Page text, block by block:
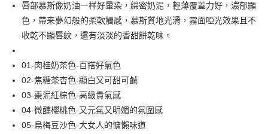
Apple Pay
街口支付
悠遊付
Google Pay
AFTEE先享後付
相關說明
【關於「AFTEE先享後付」】
唇部慕斯像奶油一样好暈染，綿密奶泥，輕薄覆蓋力好，濃郁顯
色，帶来夢幻般的柔軟觸感，慕斯質地光滑，霧面啞光效果且不
收乾不顯唇紋，還有淡淡的香甜餅乾味。
01-肉桂奶茶色-百搭好氣色
02-焦糖茶杏色-顯白又可甜可鹹
03-棗泥紅棕色-高級貴氣感
04-微醺櫻桃色-又元氣又明媚的氛圍感
05-烏梅豆沙色-大女人的慵懶味道